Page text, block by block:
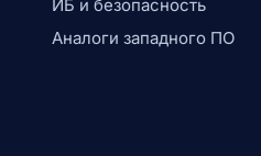
ИБ и безопасность
Аналоги западного ПО